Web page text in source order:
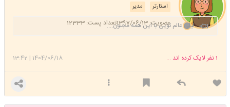
مدیر استارتر
عضویت: 1397/06/13 تعداد پست: 12333لیلی عالم تویی با این همه مجنون....
1404/06/18
|
13:42 1نفر لایک کرده اند ...